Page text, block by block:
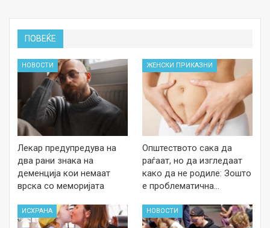
ПОВЕЌЕ
НОВОСТИ
Лекар предупредува на
два рани знака на
деменција кои немаат
врска со меморијата
ЖЕНСКИ ПРИКАЗНИ
Општеството сака да
раѓаат, но да изгледаат
како да не родиле: Зошто
е проблематична…
ИСХРАНА НОВОСТИ